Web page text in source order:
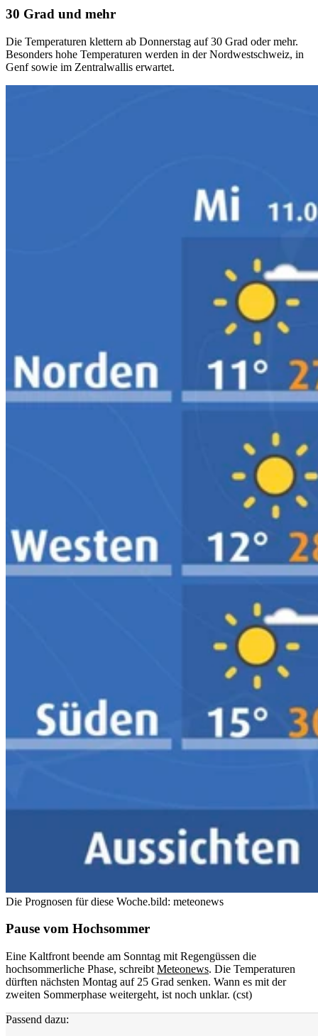
30 Grad und mehr
Die Temperaturen klettern ab Donnerstag auf 30 Grad oder mehr.
Besonders hohe Temperaturen werden in der Nordwestschweiz, in
Genf sowie im Zentralwallis erwartet.
Die Prognosen für diese Woche.bild: meteonews
Pause vom Hochsommer
Eine Kaltfront beende am Sonntag mit Regengüssen die
hochsommerliche Phase, schreibt Meteonews. Die Temperaturen
dürften nächsten Montag auf 25 Grad senken. Wann es mit der
zweiten Sommerphase weitergeht, ist noch unklar. (cst)
Passend dazu: